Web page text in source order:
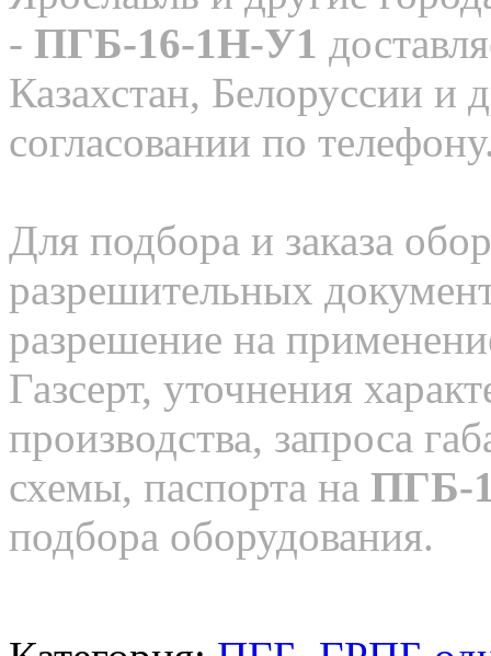
- ПГБ-16-1Н-У1
Казахстан, Белоруссии и
согласовании по
Для подбора и заказа
разрешительных
разрешение на
Газсерт, уточнения
производства, запроса
схемы, паспорта на ПГБ-
подбора оборудования.